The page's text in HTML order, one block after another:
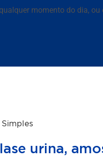
momento do dia,
urina,